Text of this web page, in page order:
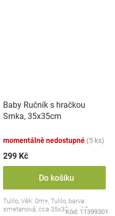
Baby Ručník s hračkou
Srnka, 35x35cm
momentálně nedostupné (5 ks)
299 Kč
Do košíku
Tulilo, Věk: 0m+, Tulilo, barva:
smetanová, cca 35x35cm, CE
Kód: 11399301